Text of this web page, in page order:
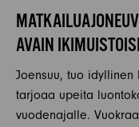
AVAIN
Joensuu, tuo idyllinen
tarjoaa upeita
vuodenajalle.